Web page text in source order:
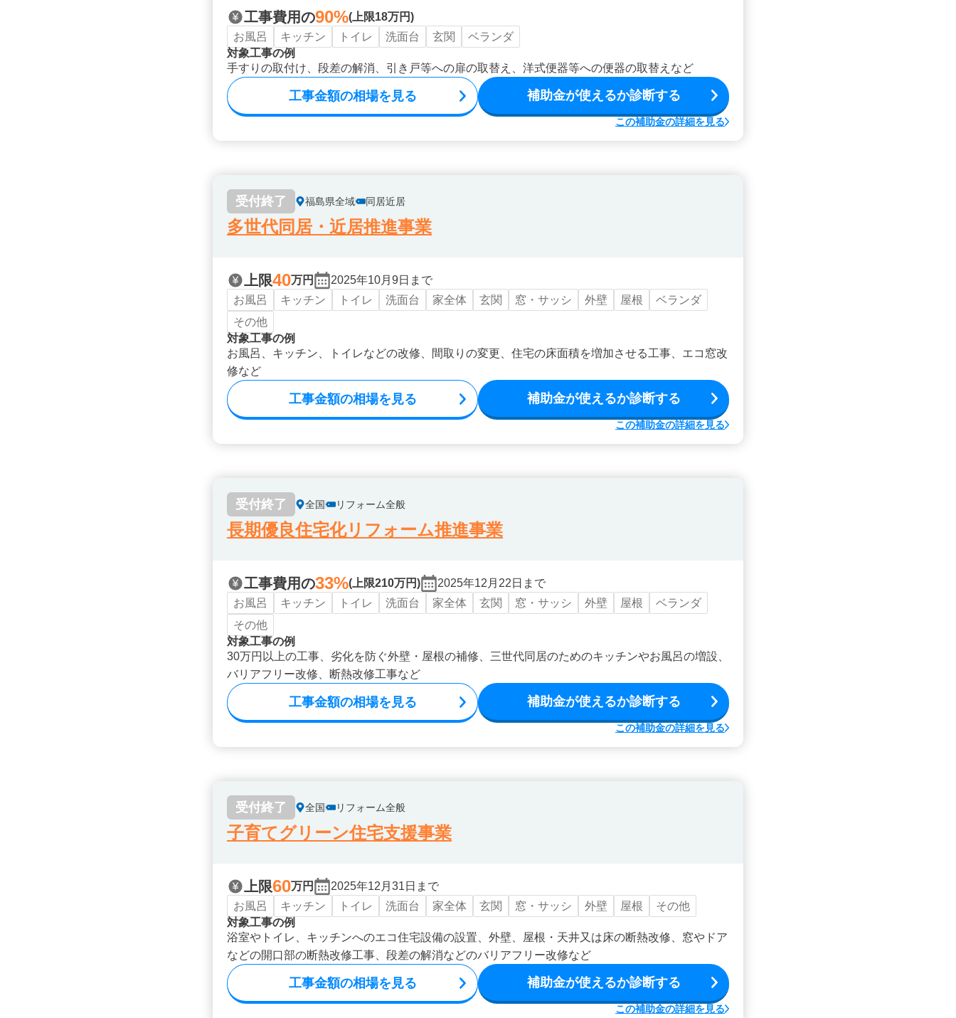
工事費用の90%(上限18万円)
お風呂
キッチン トイレ 洗面台 玄関
ベランダ
対象工事の例
手すりの取付け、段差の解消、引き戸等への扉の取替え、洋式便器等への便器の取替えなど
工事金額の相場を見る 補助金が使えるか診断する
この補助金の詳細を見る
受付終了 福島県全域 同居近居
多世代同居・近居推進事業
上限40万円
2025年10月9日まで
お風呂
キッチン トイレ 洗面台 家全体 玄関 窓・サッシ 外壁 屋根
ベランダ
その他
対象工事の例
お風呂、キッチン、トイレなどの改修、間取りの変更、住宅の床面積を増加させる工事、エコ窓改
修など
工事金額の相場を見る 補助金が使えるか診断する
この補助金の詳細を見る
受付終了 全国 リフォーム全般
長期優良住宅化リフォーム推進事業
工事費用の33%(上限210万円)
2025年12月22日まで
お風呂
キッチン トイレ 洗面台 家全体 玄関 窓・サッシ 外壁 屋根
ベランダ
その他
対象工事の例
30万円以上の工事、劣化を防ぐ外壁・屋根の補修、三世代同居のためのキッチンやお風呂の増設、
バリアフリー改修、断熱改修工事など
工事金額の相場を見る 補助金が使えるか診断する
この補助金の詳細を見る
受付終了 全国 リフォーム全般
子育てグリーン住宅支援事業
上限60万円
2025年12月31日まで
お風呂
キッチン トイレ 洗面台 家全体 玄関 窓・サッシ 外壁 屋根
その他
対象工事の例
浴室やトイレ、キッチンへのエコ住宅設備の設置、外壁、屋根・天井又は床の断熱改修、窓やドア
などの開口部の断熱改修工事、段差の解消などのバリアフリー改修など
工事金額の相場を見る 補助金が使えるか診断する
この補助金の詳細を見る